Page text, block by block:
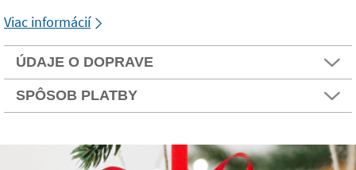
Viac informácií
ÚDAJE O DOPRAVE
SPÔSOB PLATBY